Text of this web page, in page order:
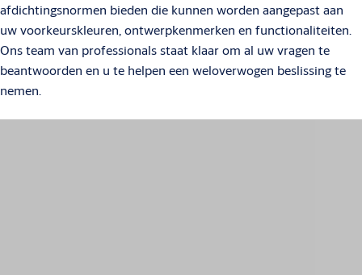
afdichtingsnormen bieden die kunnen worden aangepast aan
uw voorkeurskleuren, ontwerpkenmerken en functionaliteiten.
Ons team van professionals staat klaar om al uw vragen te
beantwoorden en u te helpen een weloverwogen beslissing te
nemen.